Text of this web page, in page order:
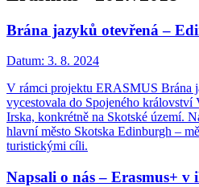
Brána jazyků otevřená –
Datum: 3. 8. 2024
V rámci projektu ERASMUS Brána
vycestovala do Spojeného království
Irska, konkrétně na Skotské území.
hlavní město Skotska Edinburgh –
turistickými cíli.
Napsali o nás – Erasmus+ v